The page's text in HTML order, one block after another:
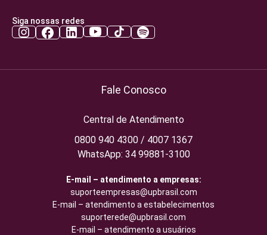
Siga nossas redes
Fale Conosco
Central de Atendimento
0800 940 4300 / 4007 1367
WhatsApp: 34 99881-3100
E-mail – atendimento a empresas:
suporteempresas@upbrasil.com
E-mail – atendimento a estabelecimentos
suporterede@upbrasil.com
E-mail – atendimento a usuários